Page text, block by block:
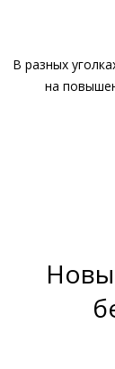
В разных
на